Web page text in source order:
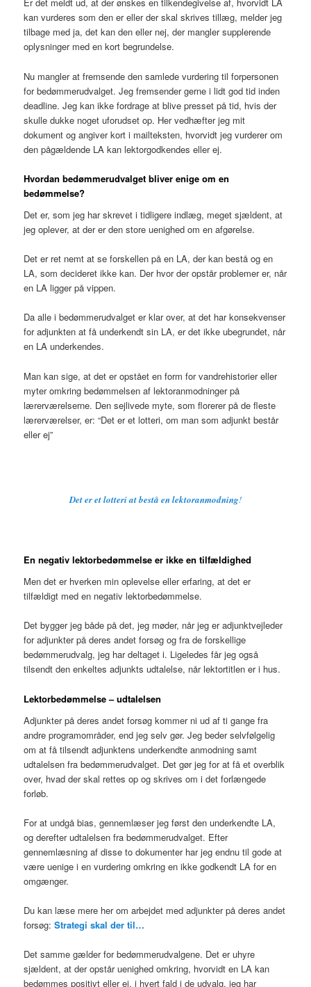
Er det meldt ud, at der ønskes en tilkendegivelse af, hvorvidt LA
kan vurderes som den er eller der skal skrives tillæg, melder jeg
tilbage med ja, det kan den eller nej, der mangler supplerende
oplysninger med en kort begrundelse.
Nu mangler at fremsende den samlede vurdering til forpersonen
for bedømmerudvalget. Jeg fremsender gerne i lidt god tid inden
deadline. Jeg kan ikke fordrage at blive presset på tid, hvis der
skulle dukke noget uforudset op. Her vedhæfter jeg mit
dokument og angiver kort i mailteksten, hvorvidt jeg vurderer om
den pågældende LA kan lektorgodkendes eller ej.
Hvordan bedømmerudvalget bliver enige om en
bedømmelse?
Det er, som jeg har skrevet i tidligere indlæg, meget sjældent, at
jeg oplever, at der er den store uenighed om en afgørelse.
Det er ret nemt at se forskellen på en LA, der kan bestå og en
LA, som decideret ikke kan. Der hvor der opstår problemer er, når
en LA ligger på vippen.
Da alle i bedømmerudvalget er klar over, at det har konsekvenser
for adjunkten at få underkendt sin LA, er det ikke ubegrundet, når
en LA underkendes.
Man kan sige, at det er opstået en form for vandrehistorier eller
myter omkring bedømmelsen af lektoranmodninger på
lærerværelserne. Den sejlivede myte, som florerer på de fleste
lærerværelser, er: “Det er et lotteri, om man som adjunkt består
eller ej”
Det er et lotteri at bestå en lektoranmodning!
En negativ lektorbedømmelse er ikke en tilfældighed
Men det er hverken min oplevelse eller erfaring, at det er
tilfældigt med en negativ lektorbedømmelse.
Det bygger jeg både på det, jeg møder, når jeg er adjunktvejleder
for adjunkter på deres andet forsøg og fra de forskellige
bedømmerudvalg, jeg har deltaget i. Ligeledes får jeg også
tilsendt den enkeltes adjunkts udtalelse, når lektortitlen er i hus.
Lektorbedømmelse – udtalelsen
Adjunkter på deres andet forsøg kommer ni ud af ti gange fra
andre programområder, end jeg selv gør. Jeg beder selvfølgelig
om at få tilsendt adjunktens underkendte anmodning samt
udtalelsen fra bedømmerudvalget. Det gør jeg for at få et overblik
over, hvad der skal rettes op og skrives om i det forlængede
forløb.
For at undgå bias, gennemlæser jeg først den underkendte LA,
og derefter udtalelsen fra bedømmerudvalget. Efter
gennemlæsning af disse to dokumenter har jeg endnu til gode at
være uenige i en vurdering omkring en ikke godkendt LA for en
omgænger.
Du kan læse mere her om arbejdet med adjunkter på deres andet
forsøg:Strategi skal der til…
Det samme gælder for bedømmerudvalgene. Det er uhyre
sjældent, at der opstår uenighed omkring, hvorvidt en LA kan
bedømmes positivt eller ej, i hvert fald i de udvalg, jeg har